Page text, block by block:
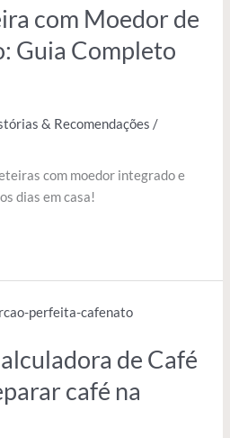
com Moedor de
Guia Completo
& Recomendações /
com moedor integrado e
dias em casa!
de Café
café na